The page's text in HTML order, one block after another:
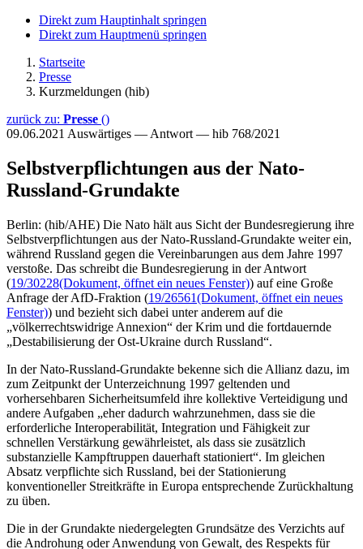
Direkt zum Hauptinhalt springen
Direkt zum Hauptmenü springen
Startseite
Presse
Kurzmeldungen (hib)
zurück zu: Presse ()
09.06.2021 Auswärtiges — Antwort — hib 768/2021
Selbstverpflichtungen aus der Nato-
Russland-Grundakte
Berlin: (hib/AHE) Die Nato hält aus Sicht der Bundesregierung ihre
Selbstverpflichtungen aus der Nato-Russland-Grundakte weiter ein,
während Russland gegen die Vereinbarungen aus dem Jahre 1997
verstoße. Das schreibt die Bundesregierung in der Antwort
(19/30228(Dokument, öffnet ein neues Fenster)) auf eine Große
Anfrage der AfD-Fraktion (19/26561(Dokument, öffnet ein neues
Fenster)) und bezieht sich dabei unter anderem auf die
„völkerrechtswidrige Annexion“ der Krim und die fortdauernde
„Destabilisierung der Ost-Ukraine durch Russland“.
In der Nato-Russland-Grundakte bekenne sich die Allianz dazu, im
zum Zeitpunkt der Unterzeichnung 1997 geltenden und
vorhersehbaren Sicherheitsumfeld ihre kollektive Verteidigung und
andere Aufgaben „eher dadurch wahrzunehmen, dass sie die
erforderliche Interoperabilität, Integration und Fähigkeit zur
schnellen Verstärkung gewährleistet, als dass sie zusätzlich
substanzielle Kampftruppen dauerhaft stationiert“. Im gleichen
Absatz verpflichte sich Russland, bei der Stationierung
konventioneller Streitkräfte in Europa entsprechende Zurückhaltung
zu üben.
Die in der Grundakte niedergelegten Grundsätze des Verzichts auf
die Androhung oder Anwendung von Gewalt, des Respekts für